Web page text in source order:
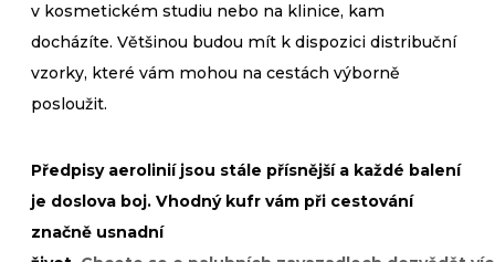
v kosmetickém studiu nebo na klinice, kam
docházíte. Většinou budou mít k dispozici distribuční
vzorky, které vám mohou na cestách výborně
posloužit.
Předpisy aerolinií jsou stále přísnější a každé balení
je doslova boj. Vhodný kufr vám při cestování
značně usnadní